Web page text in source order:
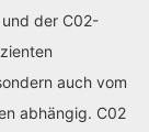
der C02-
auch vom
abhängig. C02